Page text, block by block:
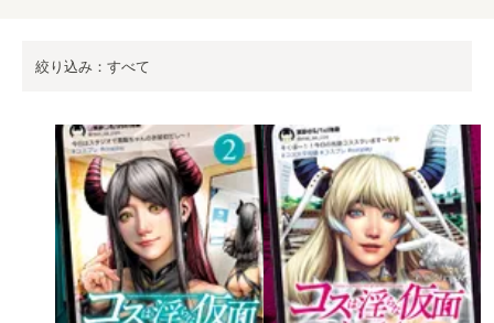
絞り込み：すべて